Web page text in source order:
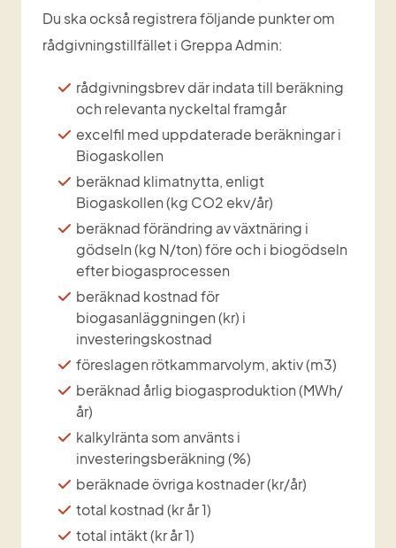
Du ska också registrera följande punkter om
rådgivningstillfället i Greppa Admin:
rådgivningsbrev där indata till beräkning
och relevanta nyckeltal framgår
excelfil med uppdaterade beräkningar i
Biogaskollen
beräknad klimatnytta, enligt
Biogaskollen (kg CO2 ekv/år)
beräknad förändring av växtnäring i
gödseln (kg N/ton) före och i biogödseln
efter biogasprocessen
beräknad kostnad för
biogasanläggningen (kr) i
investeringskostnad
föreslagen rötkammarvolym, aktiv (m3)
beräknad årlig biogasproduktion (MWh/
år)
kalkylränta som använts i
investeringsberäkning (%)
beräknade övriga kostnader (kr/år)
total kostnad (kr år 1)
total intäkt (kr år 1)